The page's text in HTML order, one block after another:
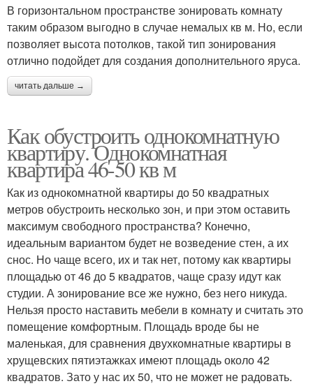
В горизонтальном пространстве зонировать комнату
таким образом выгодно в случае немалых кв м. Но, если
позволяет высота потолков, такой тип зонирования
отлично подойдет для создания дополнительного яруса.
читать дальше →
Как обустроить однокомнатную
квартиру. Однокомнатная
квартира 46-50 кв м
Как из однокомнатной квартиры до 50 квадратных
метров обустроить несколько зон, и при этом оставить
максимум свободного пространства? Конечно,
идеальным вариантом будет не возведение стен, а их
снос. Но чаще всего, их и так нет, потому как квартиры
площадью от 46 до 5 квадратов, чаще сразу идут как
студии. А зонирование все же нужно, без него никуда.
Нельзя просто наставить мебели в комнату и считать это
помещение комфортным. Площадь вроде бы не
маленькая, для сравнения двухкомнатные квартиры в
хрущевских пятиэтажках имеют площадь около 42
квадратов. Зато у нас их 50, что не может не радовать.